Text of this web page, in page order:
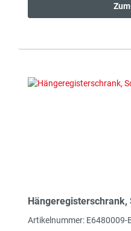
Artikelnummer: E6480009-